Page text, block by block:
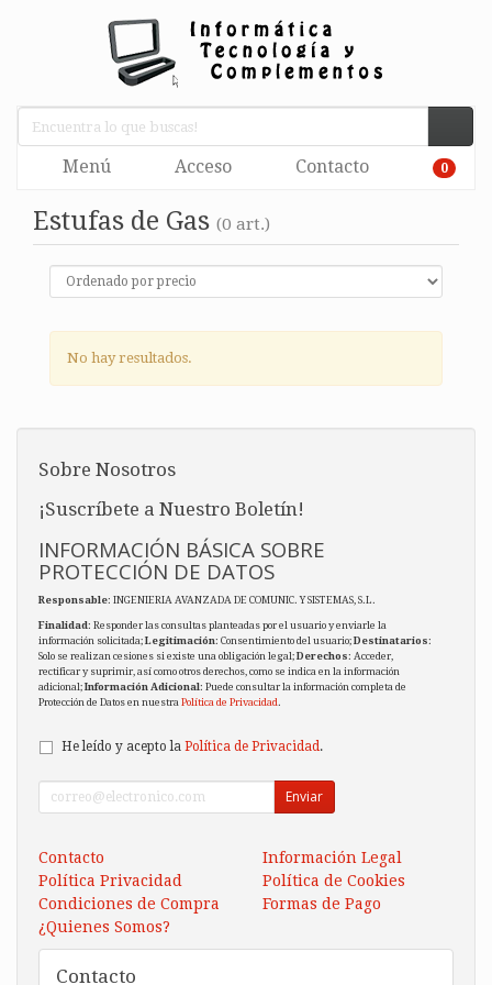
Menú Acceso Contacto 0
Estufas de Gas (0 art.)
No hay resultados.
Sobre Nosotros
¡Suscríbete a Nuestro Boletín!
INFORMACIÓN BÁSICA SOBRE
PROTECCIÓN DE DATOS
Responsable: INGENIERIA AVANZADA DE COMUNIC. Y SISTEMAS, S.L.
Finalidad: Responder las consultas planteadas por el usuario y enviarle la
información solicitada;Legitimación: Consentimiento del usuario;Destinatarios:
Solo se realizan cesiones si existe una obligación legal;Derechos: Acceder,
rectificar y suprimir, así como otros derechos, como se indica en la información
adicional;Información Adicional: Puede consultar la información completa de
Protección de Datos en nuestra Política de Privacidad.
He leído y acepto la Política de Privacidad.
Enviar
Contacto
Información Legal
Política Privacidad
Política de Cookies
Condiciones de Compra
Formas de Pago
¿Quienes Somos?
Contacto